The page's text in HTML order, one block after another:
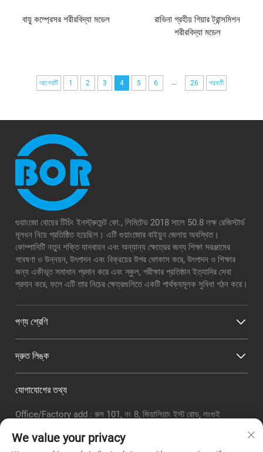
বায়ু কম্প্রেসর শরীরবিদ্যা মডেল
রাভিনা গ্রহীয় গিয়ার ট্রান্সমিশন
শরীরবিদ্যা মডেল
আগেরটি 1 2 3 4 5 6 ... 26 পরবর্তী
গুয়াংজো বোয়ের টিচিং ইনস্ট্রুমেন্ট কো., লিমিটেড 2018 সালে 50.8 লক্ষ রেজিস্টার্ড
মূলধন নিয়ে প্রতিষ্ঠিত হয়েছিল। এটি গুয়াংজোর বাইয়ুন জেলায় অবস্থিত।
কোম্পানিটি নতুন শক্তি যানবাহন এবং অন্যান্য ক্ষেত্রের জন্য শিক্ষা সরঞ্জামের
গবেষণা ও উন্নয়ন, উৎপাদন এবং বিক্রয়ের উপর ফোকাস করে, উৎপাদন ও শিক্ষার
জন্য একীভূত সমাধান প্রদান করে এবং স্কুল, পরীক্ষার প্রতিষ্ঠান ইত্যাদির সেবা
প্রদান করে, ফলে এটি তার নিচের ক্ষেত্রগুলিতে একটি পার্থক্যমূলক সুবিধা গঠন করে।
পণ্য শ্রেণি
দ্রুত লিঙ্ক
যোগাযোগের তথ্য
Office/Factory add : রুম 101, নং 8, জিয়ালিয়াং ইস্ট রোড, লংগুই
ইমেইল: [email protected]
We value your privacy